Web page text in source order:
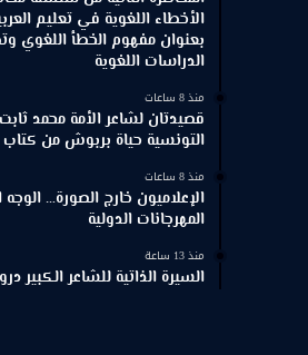
الأخطاء اللغوية في تعليم
بعنوان مفهوم الخطأ اللغوي
الدراسات اللغوية
منذ 8 ساعات
قصيدتان لشاعر الأمة محمد
التونسية حياة بربوش من
منذ 8 ساعات
الإعلاميون خارج الصورة…
المهرجانات الدولية
منذ 13 ساعة
السيرة الذاتية للشاعر